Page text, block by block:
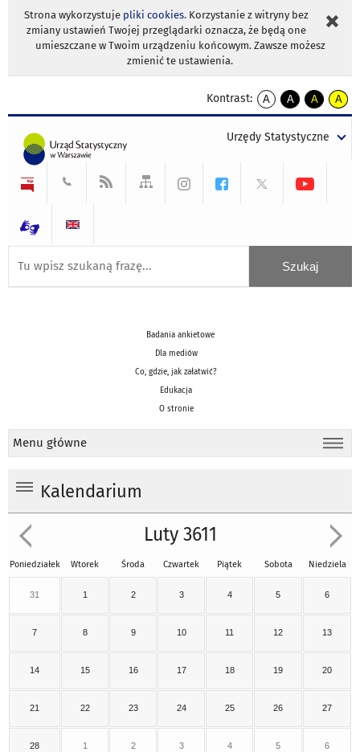
Strona wykorzystuje pliki cookies. Korzystanie z witryny bez
zmiany ustawień Twojej przeglądarki oznacza, że będą one
umieszczane w Twoim urządzeniu końcowym. Zawsze możesz
zmienić te ustawienia.
Kontrast:
A
kontrast
A
kontrast
tekst
czarnym
A
kontrast
tekst
czarnym
A
tekst
żółtym
Urzędy Statystyczne
Badania ankietowe
Dla mediów
Co, gdzie, jak załatwić?
Edukacja
O stronie
Menu główne
Kalendarium
Luty 3611
Poniedziałek Wtorek Środa Czwartek Piątek Sobota Niedziela
31 1 2 3 4 5 6
7 8 9 10 11 12 13
14 15 16 17 18 19 20
21 22 23 24 25 26 27
28 1 2 3 4 5 6